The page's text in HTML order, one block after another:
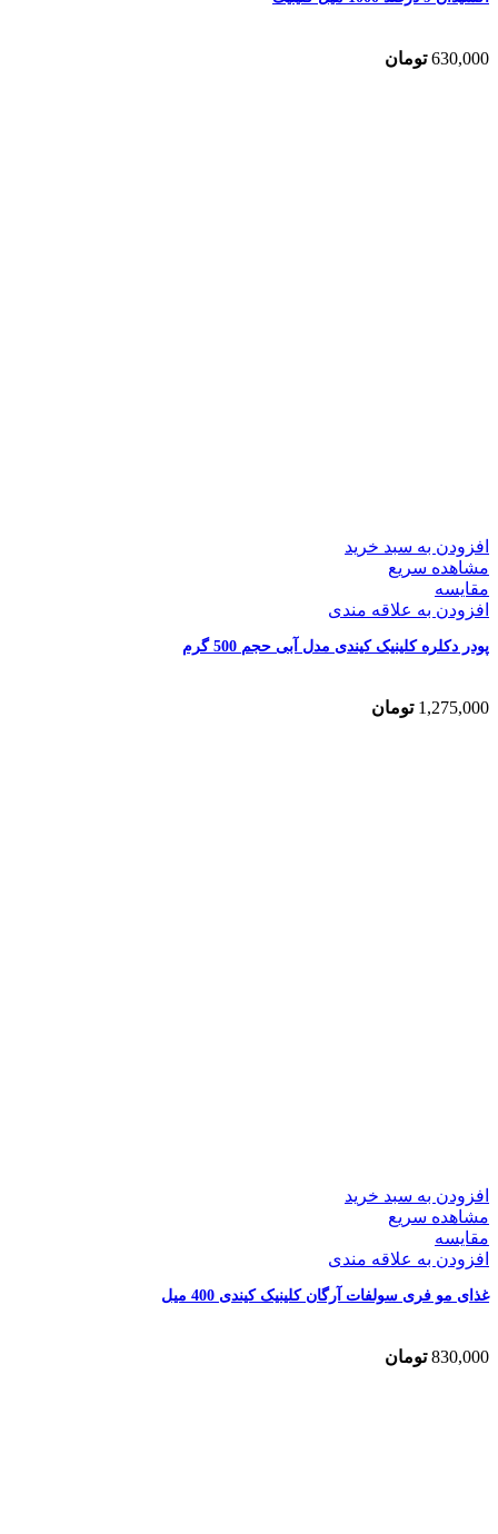
630,000 تومان
افزودن به سبد خرید
مشاهده سریع
مقایسه
افزودن به علاقه مندی
پودر دکلره کلینیک کیندی مدل آبی حجم 500 گرم
1,275,000 تومان
افزودن به سبد خرید
مشاهده سریع
مقایسه
افزودن به علاقه مندی
غذای مو فری سولفات آرگان کلینیک کیندی 400 میل
830,000 تومان